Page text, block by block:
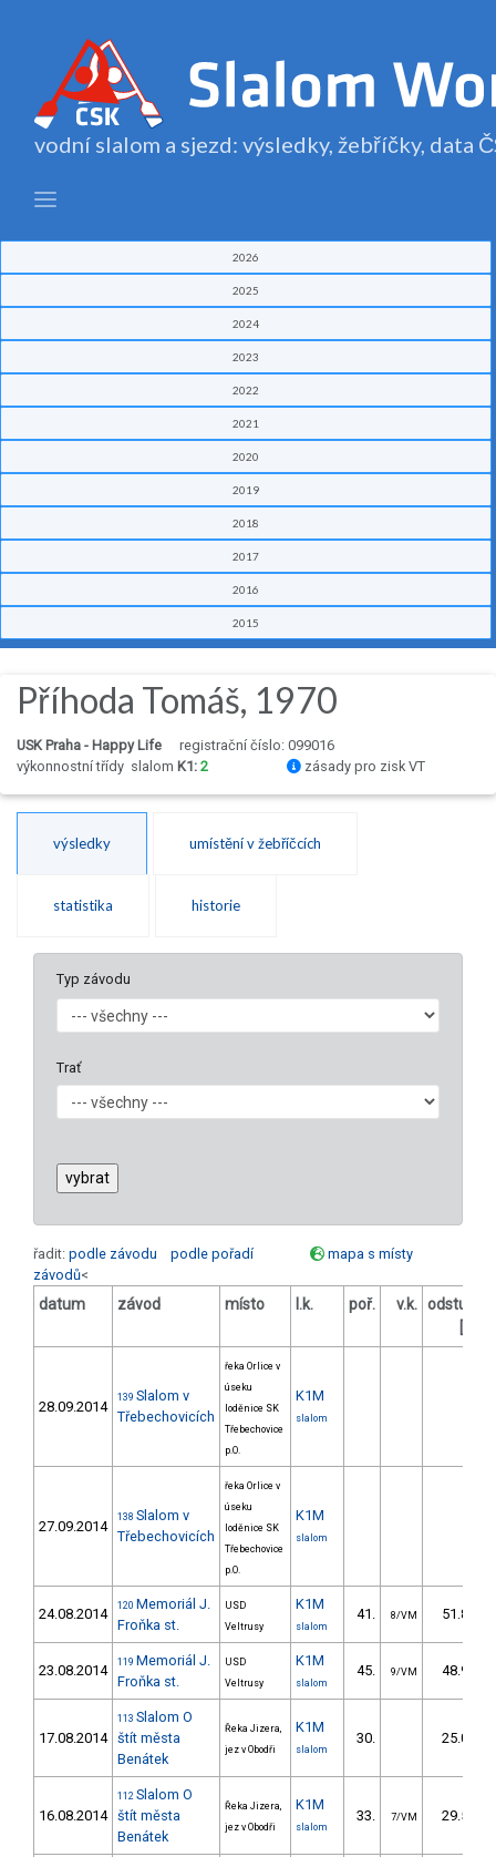
vodní slalom a sjezd: výsledky, žebříčky, data
2026
2025
2024
2023
2022
2021
2020
2019
2018
2017
2016
2015
Příhoda Tomáš, 1970
USK Praha - Happy Life
registrační číslo: 099016
výkonnostní třídy slalom K1: 2 zásady pro zisk VT
výsledky umístění v žebříčcích
statistika historie
Typ závodu
Trať
řadit: podle závodu podle pořadí
mapa s místy
závodů<
datum závod místo l.k. poř. v.k. odstup
28.09.2014
139 Slalom v
Třebechovicích
řeka Orlice v
úseku
loděnice SK
Třebechovice
p.O.
K1M
slalom
27.09.2014
138 Slalom v
Třebechovicích
řeka Orlice v
úseku
loděnice SK
Třebechovice
p.O.
K1M
slalom
24.08.2014 120 Memoriál J.
Froňka st.
USD
Veltrusy
K1M
slalom
41. 8/VM 51.81
23.08.2014 119 Memoriál J.
Froňka st.
USD
Veltrusy
K1M
slalom
45. 9/VM 48.92
17.08.2014
113 Slalom O
štít města
Benátek
Řeka Jizera,
jez v Obodři
K1M
slalom
30. 25.00
16.08.2014
112 Slalom O
štít města
Benátek
Řeka Jizera,
jez v Obodři
K1M
slalom
33. 7/VM 29.50